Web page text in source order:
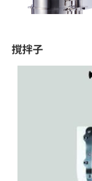
撹拌子